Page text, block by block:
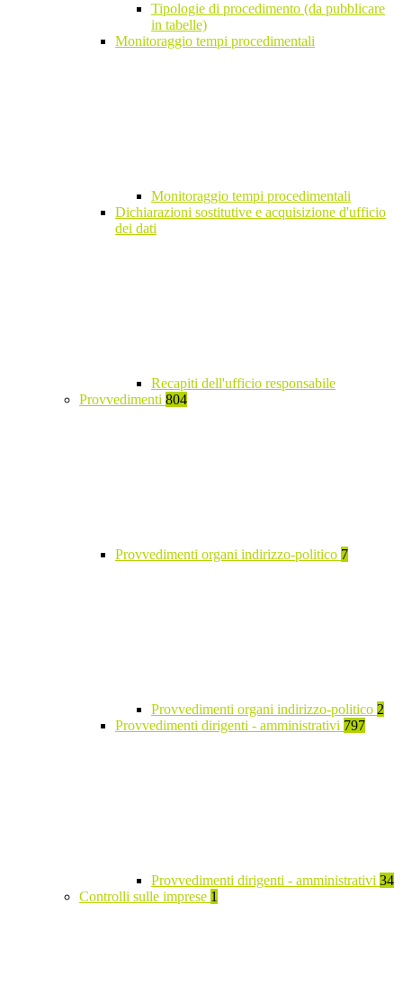
Tipologie di procedimento (da pubblicare
in tabelle)
Monitoraggio tempi procedimentali
Monitoraggio tempi procedimentali
Dichiarazioni sostitutive e acquisizione d'ufficio
dei dati
Recapiti dell'ufficio responsabile
Provvedimenti 804
Provvedimenti organi indirizzo-politico 7
Provvedimenti organi indirizzo-politico 2
Provvedimenti dirigenti - amministrativi 797
Provvedimenti dirigenti - amministrativi 34
Controlli sulle imprese 1